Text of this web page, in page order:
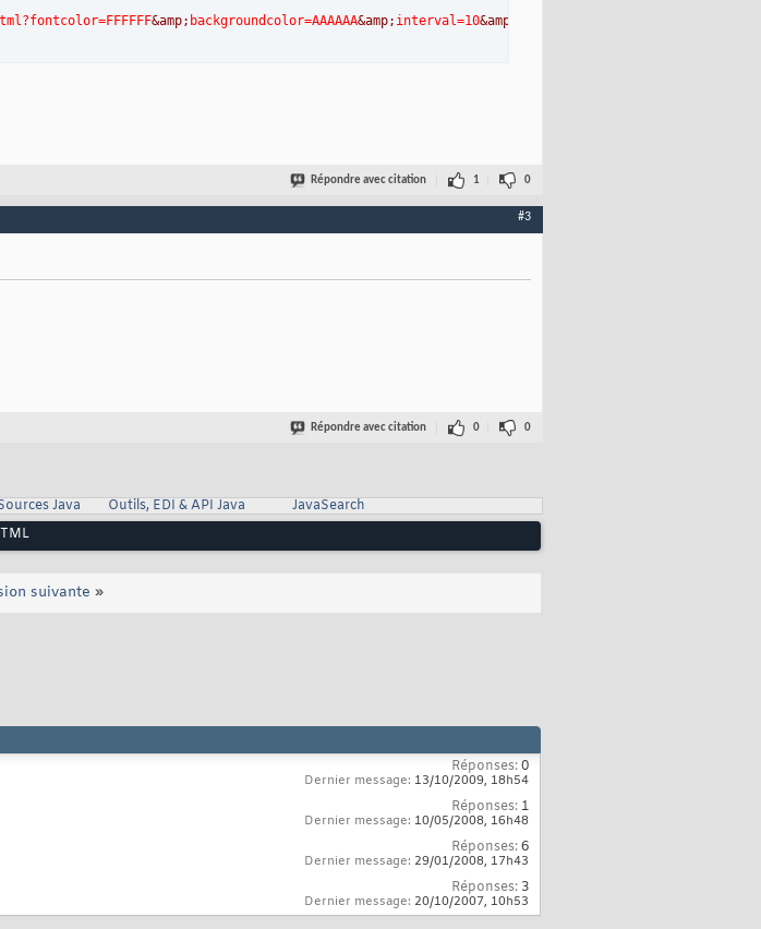
&amp; backgroundcolor=AAAAAA&amp; interval=10&amp;
Répondre avec citation 1 0
#3
Répondre avec citation 0 0
Java Outils, EDI & API Java
JavaSearch
suivante »
Réponses:0
Dernier message: 13/10/2009, 18h54
Réponses: 1
Dernier message: 10/05/2008, 16h48
Réponses:6
Dernier message: 29/01/2008, 17h43
Réponses: 3
Dernier message: 20/10/2007, 10h53